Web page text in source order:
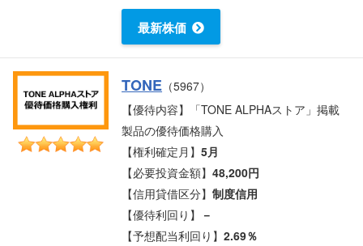
最新株価
TONE （5967）
【優待内容】「TONE ALPHAストア」掲載
製品の優待価格購入
【権利確定月】5月
【必要投資金額】48,200円
【信用貸借区分】制度信用
【優待利回り】 －
【予想配当利回り】2.69％